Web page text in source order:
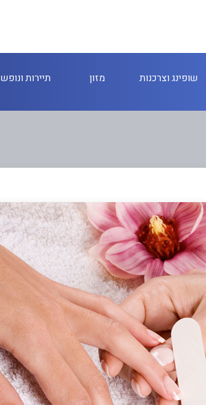
שופינג וצרכנות מזון תיירות ונופש